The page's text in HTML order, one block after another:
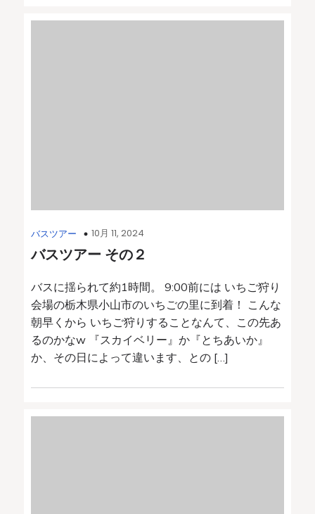
バスツアー 10月 11, 2024
バスツアー その２
バスに揺られて約1時間。 9:00前には いちご狩り
会場の栃木県小山市のいちごの里に到着！ こんな
朝早くから いちご狩りすることなんて、この先あ
るのかなw 『スカイベリー』か『とちあいか』
か、その日によって違います、との […]